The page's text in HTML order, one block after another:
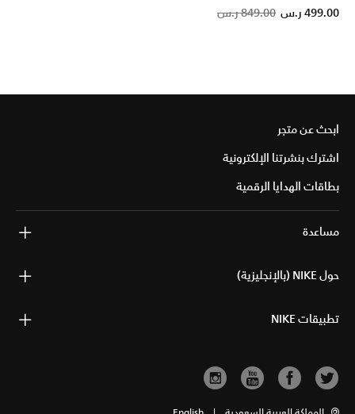
849.00 ر.س 499.00 ر.س
ابحث عن متجر
اشترك بنشرتنا الإلكترونية
بطاقات الهدايا الرقمية
مساعدة
حول NIKE (بالإنجليزية)
تطبيقات NIKE